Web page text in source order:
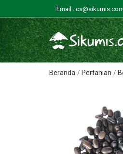
Email : cs@sikumis.com
Beranda Pertanian